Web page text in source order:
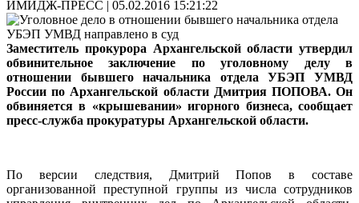
ИМИДЖ-ПРЕСС | 05.02.2016 15:21:22
Заместитель прокурора Архангельской области утвердил
обвинительное заключение по уголовному делу в
отношении бывшего начальника отдела УБЭП УМВД
России по Архангельской области Дмитрия ПОПОВА. Он
обвиняется в «крышевании» игорного бизнеса, сообщает
пресс-служба прокуратуры Архангельской области.
По версии следствия, Дмитрий Попов в составе
организованной преступной группы из числа сотрудников